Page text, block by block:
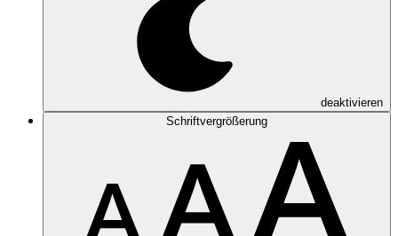
deaktivieren
Schriftvergrößerung